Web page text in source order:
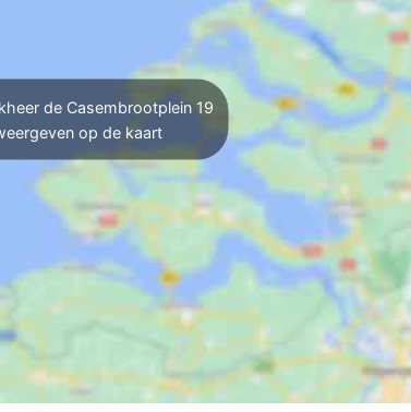
de Casembrootplein 19
op de kaart